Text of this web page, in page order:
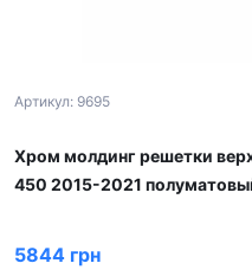
Артикул: 9695
Хром молдинг решетки
450 2015-2021
5844 грн